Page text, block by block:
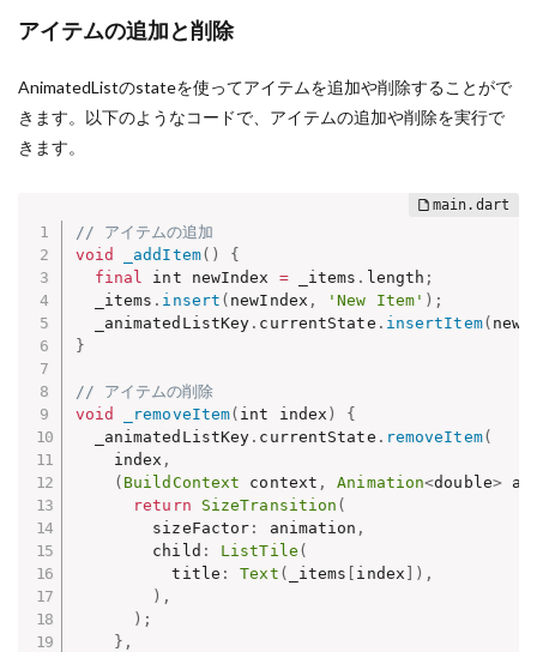
アイテムの追加と削除
AnimatedListのstateを使ってアイテムを追加や削除することがで
きます。以下のようなコードで、アイテムの追加や削除を実行で
きます。
// アイテムの追加
void
_addItem( )
{
final
int newIndex = _items . length ;
  _items
. insert ( newIndex , 'New Item' ) ;
  _animatedListKey
. currentState . insertItem(
}
// アイテムの削除
void
_removeItem( int index )
{
  _animatedListKey
. currentState . removeItem(
    index
,
( BuildContext context , Animation<double>
return
SizeTransition (
        sizeFactor
: animation ,
        child
: ListTile (
          title
: Text ( _items index ) ,
) ,
) ;
} ,